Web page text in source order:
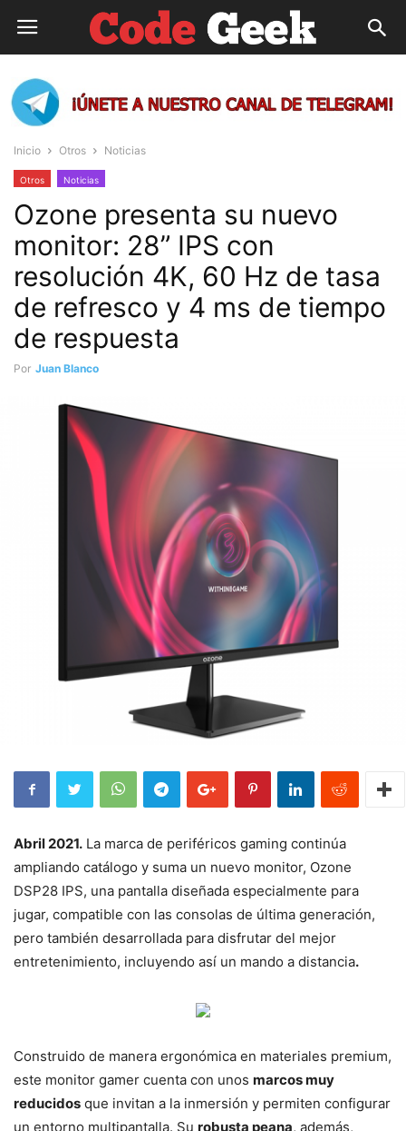
Inicio Otros Noticias
Otros Noticias
Ozone presenta su nuevo
monitor: 28” IPS con
resolución 4K, 60 Hz de tasa
de refresco y 4 ms de tiempo
de respuesta
Por Juan Blanco
Abril 2021. La marca de periféricos gaming continúa
ampliando catálogo y suma un nuevo monitor, Ozone
DSP28 IPS, una pantalla diseñada especialmente para
jugar, compatible con las consolas de última generación,
pero también desarrollada para disfrutar del mejor
entretenimiento, incluyendo así un mando a distancia.
Construido de manera ergonómica en materiales premium,
este monitor gamer cuenta con unos marcos muy
reducidos que invitan a la inmersión y permiten configurar
un entorno multipantalla. Su robusta peana, además,